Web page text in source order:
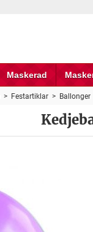
Maskerad
> Festartiklar > Ballonger